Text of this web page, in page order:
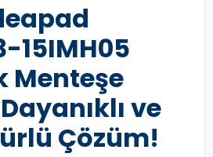
15IMH05
Menteşe
ve
Çözüm!